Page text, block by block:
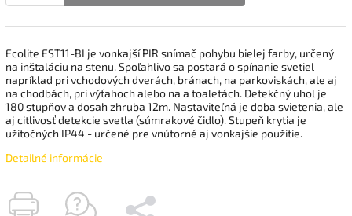
Ecolite EST11-BI je vonkajší PIR snímač pohybu bielej farby, určený
na inštaláciu na stenu. Spoľahlivo sa postará o spínanie svetiel
napríklad pri vchodových dverách, bránach, na parkoviskách, ale aj
na chodbách, pri výťahoch alebo na a toaletách. Detekčný uhol je
180 stupňov a dosah zhruba 12m. Nastaviteľná je doba svietenia, ale
aj citlivosť detekcie svetla (súmrakové čidlo). Stupeň krytia je
užitočných IP44 - určené pre vnútorné aj vonkajšie použitie.
Detailné informácie